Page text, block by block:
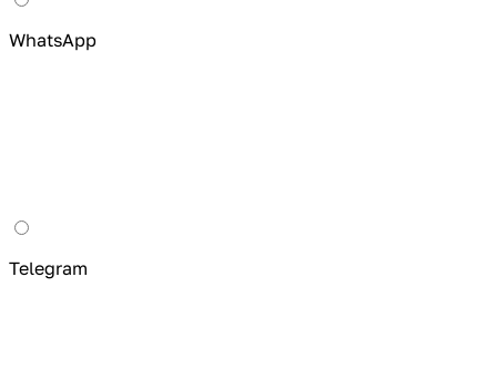
WhatsApp
Telegram